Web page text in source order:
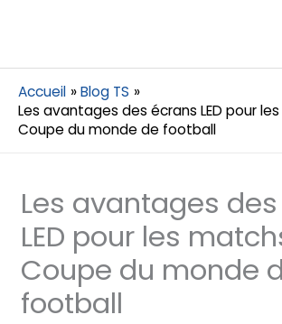
Accueil
Blog TS
Les avantages des écrans LED pour
Coupe du monde de football
Les avantages
LED pour les
Coupe du monde
football